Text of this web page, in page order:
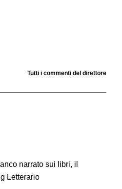
Tutti i commenti del direttore
narrato sui libri, il
Letterario